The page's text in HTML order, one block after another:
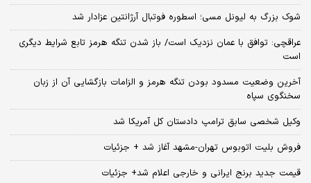
شوک بزرگ به لیونل مسی؛ اسطوره فوتبال آرژانتین عزادار شد
عراقچی: توافق با عمان نزدیک است/ باز شدن تنگه هرمز تابع شرایط دیگری
است
آخرین وضعیت مسدود بودن تنگه هرمز و الزامات بازگشایی آن از زبان
سخنگوی سپاه
وکیل شخصی سابق ترامپ دادستان کل آمریکا شد
فروش بلیت اتوبوس تهران-مشهد آغاز شد + جزئیات
قیمت جدید برنج ایرانی و خارجی اعلام شد+ جزئیات